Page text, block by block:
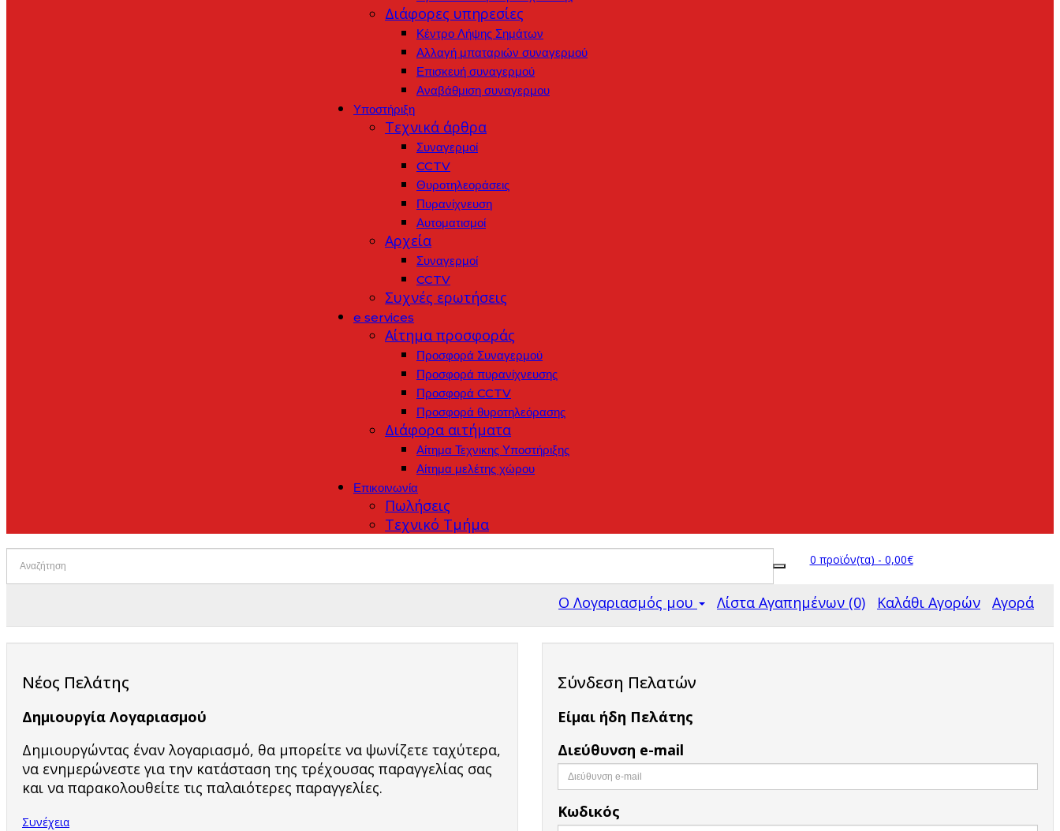
Διάφορες υπηρεσίες
Κέντρο Λήψης Σημάτων
Αλλαγή μπαταριών συναγερμού
Επισκευή συναγερμού
Αναβάθμιση συναγερμου
Υποστήριξη
Τεχνικά άρθρα
Συναγερμοί
CCTV
Θυροτηλεοράσεις
Πυρανίχνευση
Αυτοματισμοί
Αρχεία
Συναγερμοί
CCTV
Συχνές ερωτήσεις
e services
Αίτημα προσφοράς
Προσφορά Συναγερμού
Προσφορά πυρανίχνευσης
Προσφορά CCTV
Προσφορά θυροτηλεόρασης
Διάφορα αιτήματα
Αίτημα Τεχνικης Υποστήριξης
Αίτημα μελέτης χώρου
Επικοινωνία
Πωλήσεις
Τεχνικό Τμήμα
0 προϊόν(τα) - 0,00€
Ο Λογαριασμός μου Λίστα Αγαπημένων (0) Καλάθι Αγορών Αγορά
Νέος Πελάτης
Δημιουργία Λογαριασμού
Δημιουργώντας έναν λογαριασμό, θα μπορείτε να ψωνίζετε ταχύτερα,
να ενημερώνεστε για την κατάσταση της τρέχουσας παραγγελίας σας
και να παρακολουθείτε τις παλαιότερες παραγγελίες.
Συνέχεια
Σύνδεση Πελατών
Είμαι ήδη Πελάτης
Διεύθυνση e-mail
Κωδικός